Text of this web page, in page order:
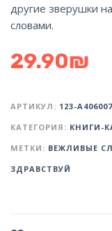
другие зверушки
словами.
29.90₪
АРТИКУЛ: 123-
КАТЕГОРИЯ: КНИГИ-
МЕТКИ: ВЕЖЛИВЫЕ
ЗДРАВСТВУЙ